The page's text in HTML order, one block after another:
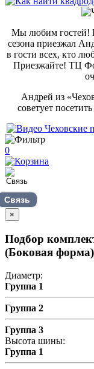
Мы любим гостей!
сезона приезжал
в гости всех, кто
Приезжайте! ТЦ
Андрей из
советует
0
Связь
×
Подбор
(Боковая форма)
Диаметр:
Группа 1
Группа 2
Группа 3
Высота шины:
Группа 1